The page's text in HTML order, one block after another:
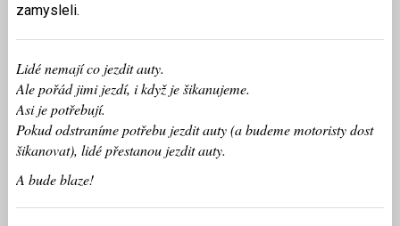
zamysleli.
Lidé nemají co jezdit auty.
Ale pořád jimi jezdí, i když je šikanujeme.
Asi je potřebují.
Pokud odstraníme potřebu jezdit auty (a budeme motoristy dost
šikanovat), lidé přestanou jezdit auty.
A bude blaze!